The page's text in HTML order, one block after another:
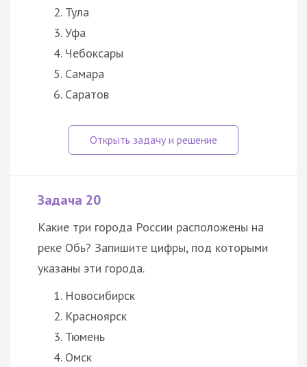
Тула
Уфа
Чебоксары
Самара
Саратов
Задача 20
Какие три города России расположены на
реке Обь? Запишите цифры, под которыми
указаны эти города.
Новосибирск
Красноярск
Тюмень
Омск